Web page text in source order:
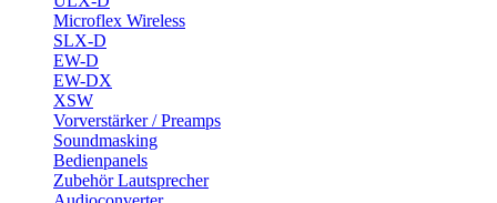
Microflex Wireless
SLX-D
EW-D
EW-DX
XSW
Vorverstärker / Preamps
Soundmasking
Bedienpanels
Zubehör Lautsprecher